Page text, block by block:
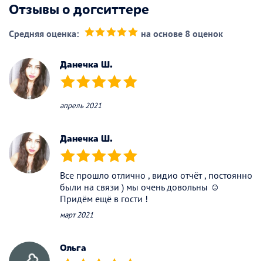
Отзывы о догситтере
Средняя оценка: на основе 8 оценок
Данечка Ш.
(*) (*) (*) (*) (*)
апрель 2021
Данечка Ш.
(*) (*) (*) (*) (*)
Все прошло отлично , видио отчёт , постоянно
были на связи ) мы очень довольны ☺️
Придём ещё в гости !
март 2021
Ольга